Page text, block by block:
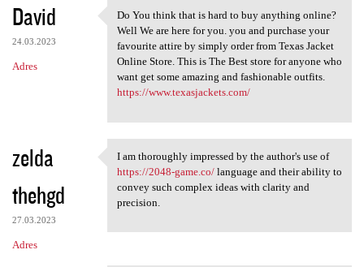
David
24.03.2023
Adres
Do You think that is hard to
Do You think that is hard to buy anything online?
Well We are here for you. you and purchase your
favourite attire by simply order from Texas Jacket
Online Store. This is The Best store for anyone who
want get some amazing and fashionable outfits.
https://www.texasjackets.com/
zelda
thehgd
27.03.2023
Adres
I am thoroughly impressed by
I am thoroughly impressed by the author's use of
https://2048-game.co/language and their ability to
convey such complex ideas with clarity and
precision.